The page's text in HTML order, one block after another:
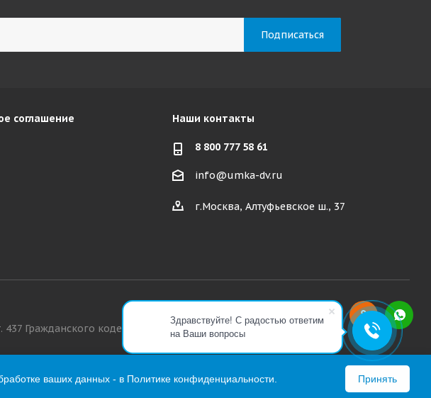
Здравствуйте! С радостью ответим
на Ваши вопросы
соглашение Наши контакты
8 800 777 58 61
info@umka-dv.ru
г.Москва, Алтуфьевское ш., 37
Гражданского кодекса РФ.
ваших данных - в Политике конфиденциальности. Принять